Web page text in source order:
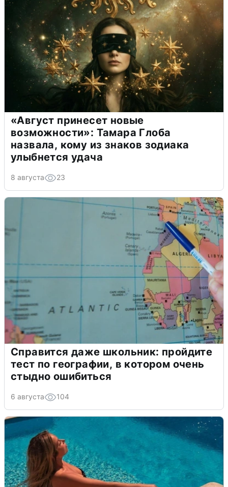
«Август принесет новые
возможности»: Тамара Глоба
назвала, кому из знаков зодиака
улыбнется удача
8 августа 23
Справится даже школьник: пройдите
тест по географии, в котором очень
стыдно ошибиться
6 августа 104